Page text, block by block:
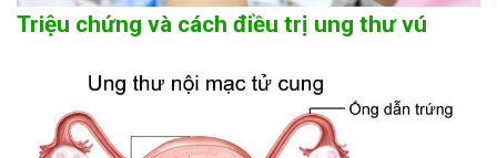
Triệu chứng và cách điều trị ung thư vú